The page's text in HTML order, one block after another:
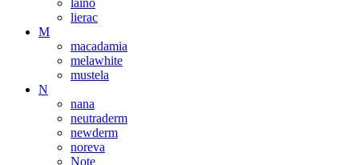
lierac
M
macadamia
melawhite
mustela
N
nana
neutraderm
newderm
noreva
Note